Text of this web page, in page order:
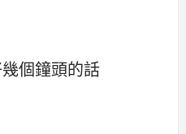
個鐘頭的話